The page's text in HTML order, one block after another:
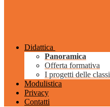
Didattica
Panoramica
Offerta formativa
I progetti delle classi
Modulistica
Privacy
Contatti